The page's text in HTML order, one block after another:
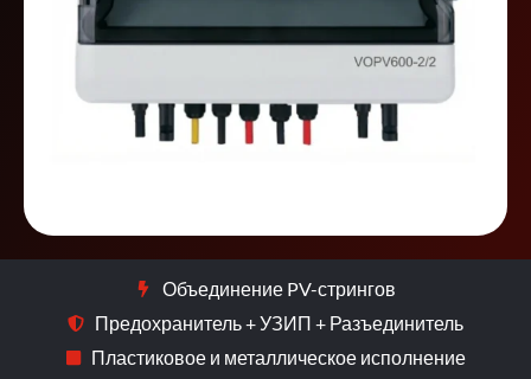
Объединение PV-стрингов
Предохранитель + УЗИП + Разъединитель
Пластиковое и металлическое исполнение